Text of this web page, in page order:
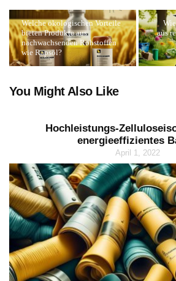
Welche ökologischen Vorteile
bieten Produkte aus
nachwachsenden Rohstoffen
wie Rapsöl?
aus
You Might Also Like
Hochleistungs-
energieeffizientes
April 1, 2022